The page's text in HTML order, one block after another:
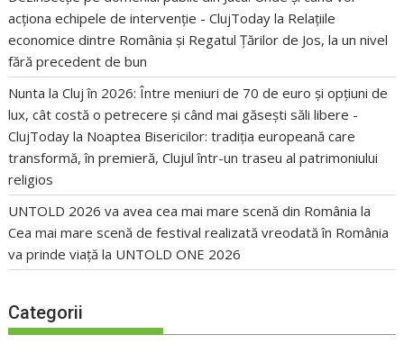
acționa echipele de intervenție - ClujToday la Relațiile
economice dintre România și Regatul Țărilor de Jos, la un nivel
fără precedent de bun
Nunta la Cluj în 2026: Între meniuri de 70 de euro și opțiuni de
lux, cât costă o petrecere și când mai găsești săli libere -
ClujToday la Noaptea Bisericilor: tradiția europeană care
transformă, în premieră, Clujul într-un traseu al patrimoniului
religios
UNTOLD 2026 va avea cea mai mare scenă din România la
Cea mai mare scenă de festival realizată vreodată în România
va prinde viață la UNTOLD ONE 2026
Categorii